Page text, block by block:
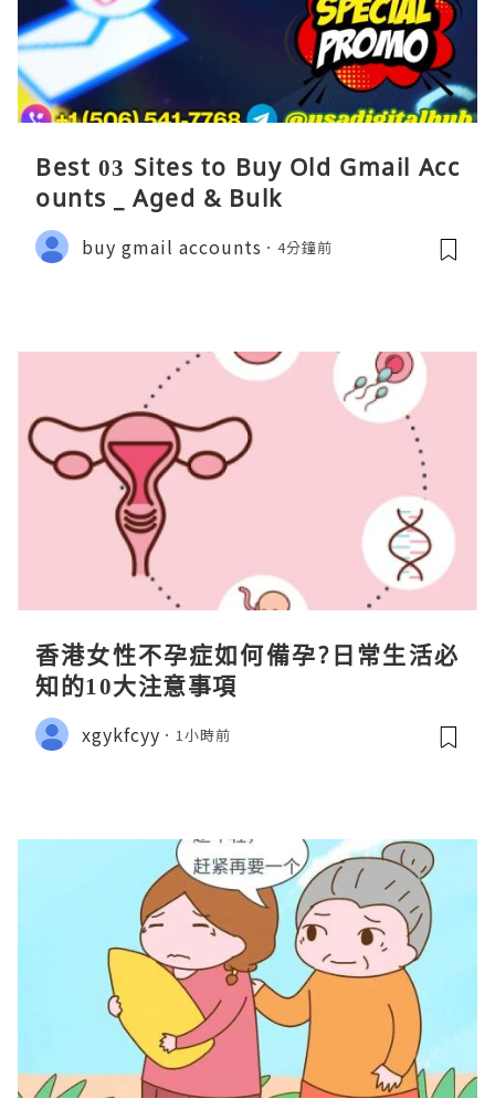
Best 03 Sites to Buy Old Gmail Acc
ounts _ Aged & Bulk
buy gmail accounts 4分鐘前
香港女性不孕症如何備孕?日常生活必
知的10大注意事項
xgykfcyy 1小時前